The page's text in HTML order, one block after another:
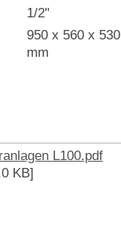
1/2"
950 x 560 x 530
mm
L100.pdf
KB]